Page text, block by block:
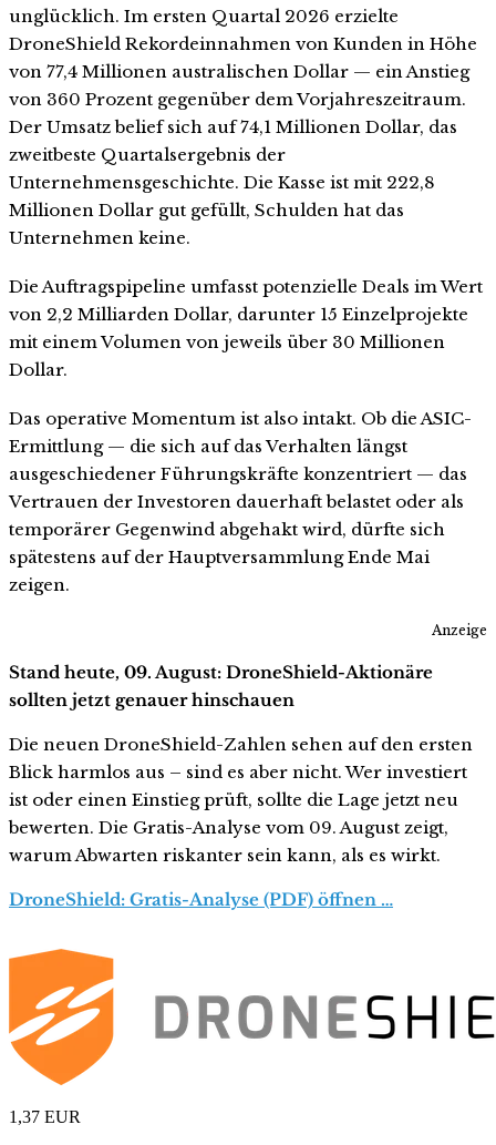
unglücklich. Im ersten Quartal 2026 erzielte
DroneShield Rekordeinnahmen von Kunden in Höhe
von 77,4 Millionen australischen Dollar — ein Anstieg
von 360 Prozent gegenüber dem Vorjahreszeitraum.
Der Umsatz belief sich auf 74,1 Millionen Dollar, das
zweitbeste Quartalsergebnis der
Unternehmensgeschichte. Die Kasse ist mit 222,8
Millionen Dollar gut gefüllt, Schulden hat das
Unternehmen keine.
Die Auftragspipeline umfasst potenzielle Deals im Wert
von 2,2 Milliarden Dollar, darunter 15 Einzelprojekte
mit einem Volumen von jeweils über 30 Millionen
Dollar.
Das operative Momentum ist also intakt. Ob die ASIC-
Ermittlung — die sich auf das Verhalten längst
ausgeschiedener Führungskräfte konzentriert — das
Vertrauen der Investoren dauerhaft belastet oder als
temporärer Gegenwind abgehakt wird, dürfte sich
spätestens auf der Hauptversammlung Ende Mai
zeigen.
Anzeige
Stand heute, 09. August: DroneShield-Aktionäre
sollten jetzt genauer hinschauen
Die neuen DroneShield-Zahlen sehen auf den ersten
Blick harmlos aus – sind es aber nicht. Wer investiert
ist oder einen Einstieg prüft, sollte die Lage jetzt neu
bewerten. Die Gratis-Analyse vom 09. August zeigt,
warum Abwarten riskanter sein kann, als es wirkt.
DroneShield: Gratis-Analyse (PDF) öffnen …
1,37 EUR